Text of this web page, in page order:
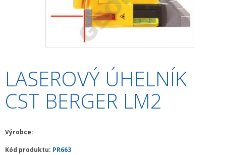
ODOLNÉ RUČNÍ POČÍTAČE A TABLETY
OSTATNÍ STAVEBNÍ MĚŘIDLA
ARCHIV PŘÍSTROJŮ
LASEROVÝ ÚHELNÍK
CST BERGER LM2
Výrobce:
Kód produktu: PR663